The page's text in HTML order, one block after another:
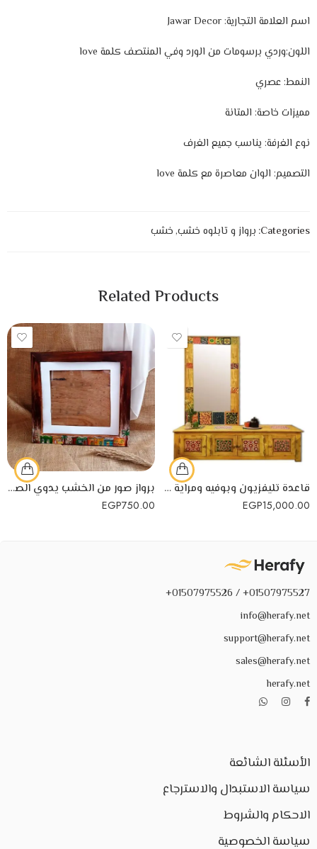
اسم العلامة التجارية: Jawar Decor
اللون:وردي برسومات من الورد وفي المنتصف كلمة love
النمط: عصري
مميزات خاصة: المتانة
نوع الغرفة: يناسب جميع الغرف
التصميم: الوان معاصرة مع كلمة love
Categories: برواز و تابلوه خشب,خشب
Related Products
قاعدة تليفزيون وبوفيه ومراية خشب صناعة يدوية
EGP15,000.00
برواز صور من الخشب يدوي الصنع
EGP750.00
01507975527+ / 01507975526+
info@herafy.net
support@herafy.net
sales@herafy.net
herafy.net
الأسئلة الشائعة
سياسة الاستبدال والاسترجاع
الاحكام والشروط
سياسة الخصوصية